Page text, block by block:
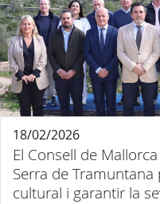
El Consell de
Serra de Tramuntana per
cultural i garantir la
18/02/2026